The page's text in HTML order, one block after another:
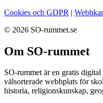
Cookies och GDPR |
© 2026 SO-rummet.se
Om SO-rummet
SO-rummet är en gratis
välsorterade webbplats för
historia, religionskunskap,